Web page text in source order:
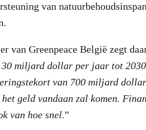
van
van Greenpeace België zegt
miljard dollar per jaar tot
van 700 miljard
geld vandaan zal komen.
van hoe snel.”